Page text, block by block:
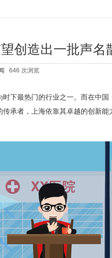
创造出一批声名
646 次浏览
下最热门的行业之一。而在中
承者，上海依靠其卓越的创新